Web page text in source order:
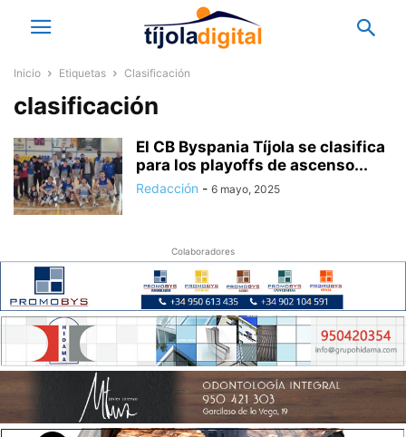
Inicio Etiquetas Clasificación
clasificación
El CB Byspania Tíjola se clasifica
para los playoffs de ascenso...
Redacción - 6 mayo, 2025
Colaboradores